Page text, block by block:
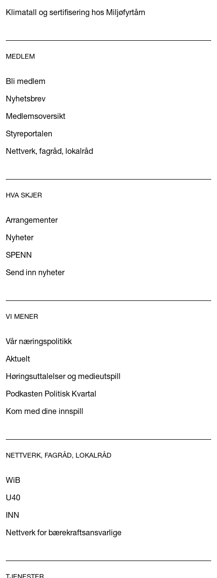
Klimatall og sertifisering hos Miljøfyrtårn
MEDLEM
Bli medlem
Nyhetsbrev
Medlemsoversikt
Styreportalen
Nettverk, fagråd, lokalråd
HVA SKJER
Arrangementer
Nyheter
SPENN
Send inn nyheter
VI MENER
Vår næringspolitikk
Aktuelt
Høringsuttalelser og medieutspill
Podkasten Politisk Kvartal
Kom med dine innspill
NETTVERK, FAGRÅD, LOKALRÅD
WiB
U40
INN
Nettverk for bærekraftsansvarlige